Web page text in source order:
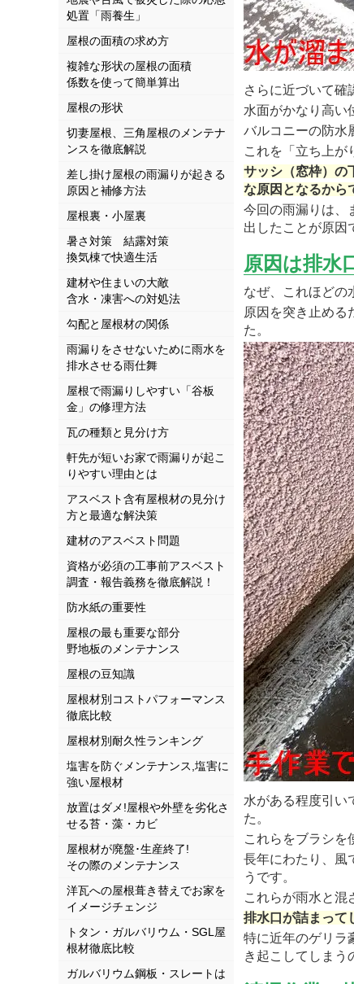
処置「雨養生」
屋根の面積の求め方
複雑な形状の屋根の面積
係数を使って簡単算出
屋根の形状
切妻屋根、三角屋根のメンテナ
ンスを徹底解説
差し掛け屋根の雨漏りが起きる
原因と補修方法
屋根裏・小屋裏
暑さ対策 結露対策
換気棟で快適生活
建材や住まいの大敵
含水・凍害への対処法
勾配と屋根材の関係
雨漏りをさせないために雨水を
排水させる雨仕舞
屋根で雨漏りしやすい「谷板
金」の修理方法
瓦の種類と見分け方
軒先が短いお家で雨漏りが起こ
りやすい理由とは
アスベスト含有屋根材の見分け
方と最適な解決策
建材のアスベスト問題
資格が必須の工事前アスベスト
調査・報告義務を徹底解説！
防水紙の重要性
屋根の最も重要な部分
野地板のメンテナンス
屋根の豆知識
屋根材別コストパフォーマンス
徹底比較
屋根材別耐久性ランキング
塩害を防ぐメンテナンス,塩害に
強い屋根材
放置はダメ!屋根や外壁を劣化さ
せる苔・藻・カビ
屋根材が廃盤･生産終了!
その際のメンテナンス
洋瓦への屋根葺き替えでお家を
イメージチェンジ
トタン・ガルバリウム・SGL屋
根材徹底比較
ガルバリウム鋼板・スレートは
さらに近づいて確
水面がかなり高い
バルコニーの防水
これを「立ち上が
サッシ（窓枠）の
な原因となるから
今回の雨漏りは、
出したことが原因
原因は排水
なぜ、これほどの
原因を突き止める
た。
水がある程度引い
た。
これらをブラシを
長年にわたり、風
うです。
これらが雨水と混
排水口が詰まって
特に近年のゲリラ
き起こしてしまう